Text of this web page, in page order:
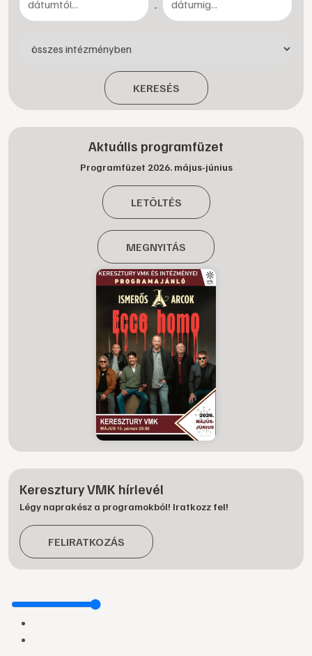
-
KERESÉS
Aktuális programfüzet
Programfüzet 2026. május-június
LETÖLTÉS
MEGNYITÁS
Keresztury VMK hírlevél
Légy naprakész a programokból! Iratkozz fel!
FELIRATKOZÁS